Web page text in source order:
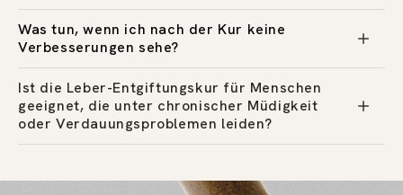
Was tun, wenn ich nach der Kur keine
Verbesserungen sehe?
Ist die Leber-Entgiftungskur für Menschen
geeignet, die unter chronischer Müdigkeit
oder Verdauungsproblemen leiden?